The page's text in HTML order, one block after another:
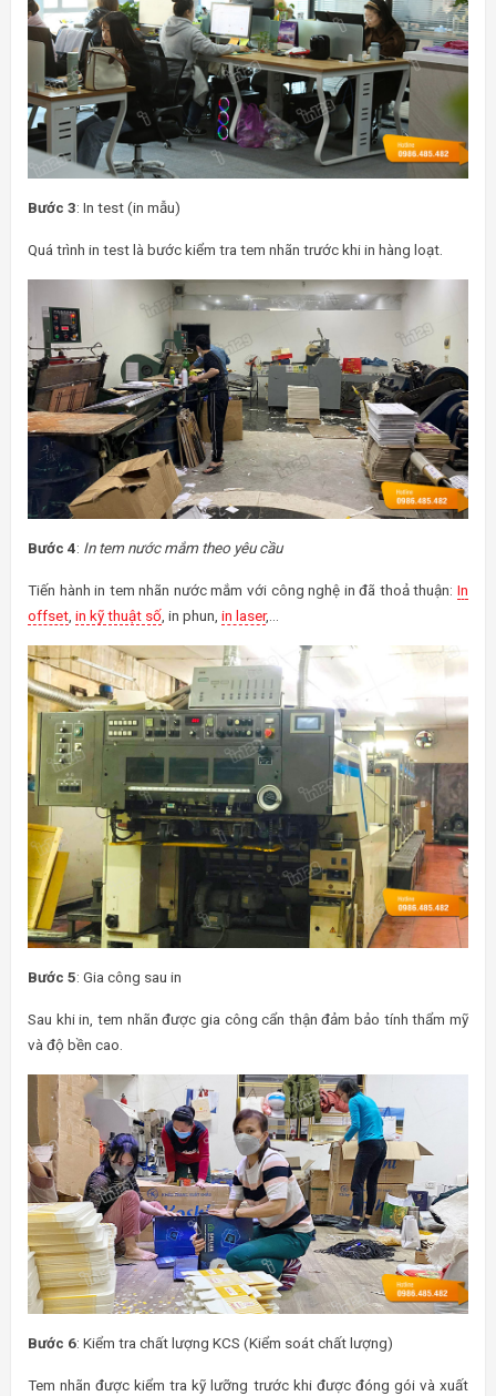
Bước 3: In test (in mẫu)
Quá trình in test là bước kiểm tra tem nhãn trước khi in hàng loạt.
Bước 4: In tem nước mắm theo yêu cầu
Tiến hành in tem nhãn nước mắm với công nghệ in đã thoả thuận: In
offset, in kỹ thuật số, in phun, in laser,…
Bước 5: Gia công sau in
Sau khi in, tem nhãn được gia công cẩn thận đảm bảo tính thẩm mỹ
và độ bền cao.
Bước 6: Kiểm tra chất lượng KCS (Kiểm soát chất lượng)
Tem nhãn được kiểm tra kỹ lưỡng trước khi được đóng gói và xuất